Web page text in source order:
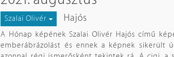
Szalai Olivér Hajós
A Hónap képének Szalai Olivér Hajós című
emberábrázolást és ennek a képnek sikerült